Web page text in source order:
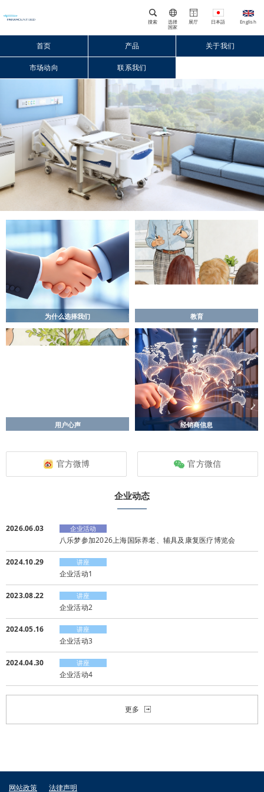
搜索
选择
国家
展厅
Close
首页 产品 关于我们
市场动向 联系我们
教育
用户心声
官方微博 官方微信
企业动态
2026.06.03 企业活动
八乐梦参加2026上海国际养老、辅具及康复医疗博览会
2024.10.29 讲座
企业活动1
2023.08.22 讲座
企业活动2
2024.05.16 讲座
企业活动3
2024.04.30 讲座
企业活动4
更多
网站政策 法律声明